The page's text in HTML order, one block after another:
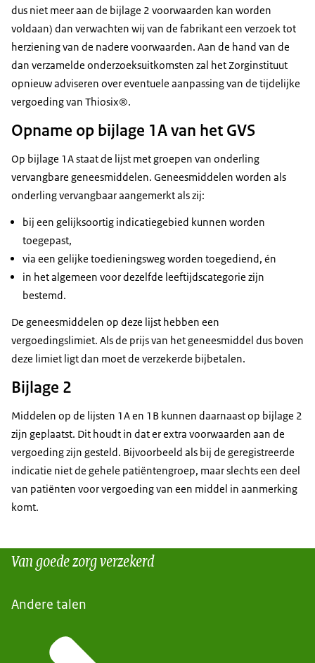
dus niet meer aan de bijlage 2 voorwaarden kan worden
voldaan) dan verwachten wij van de fabrikant een verzoek tot
herziening van de nadere voorwaarden. Aan de hand van de
dan verzamelde onderzoeksuitkomsten zal het Zorginstituut
opnieuw adviseren over eventuele aanpassing van de tijdelijke
vergoeding van Thiosix®.
Opname op bijlage 1A van het GVS
Op bijlage 1A staat de lijst met groepen van onderling
vervangbare geneesmiddelen. Geneesmiddelen worden als
onderling vervangbaar aangemerkt als zij:
bij een gelijksoortig indicatiegebied kunnen worden
toegepast,
via een gelijke toedieningsweg worden toegediend, én
in het algemeen voor dezelfde leeftijdscategorie zijn
bestemd.
De geneesmiddelen op deze lijst hebben een
vergoedingslimiet. Als de prijs van het geneesmiddel dus boven
deze limiet ligt dan moet de verzekerde bijbetalen.
Bijlage 2
Middelen op de lijsten 1A en 1B kunnen daarnaast op bijlage 2
zijn geplaatst. Dit houdt in dat er extra voorwaarden aan de
vergoeding zijn gesteld. Bijvoorbeeld als bij de geregistreerde
indicatie niet de gehele patiëntengroep, maar slechts een deel
van patiënten voor vergoeding van een middel in aanmerking
komt.
Van goede zorg verzekerd
Andere talen